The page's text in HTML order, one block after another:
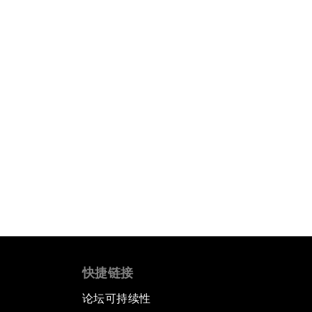
快捷链接
论坛可持续性